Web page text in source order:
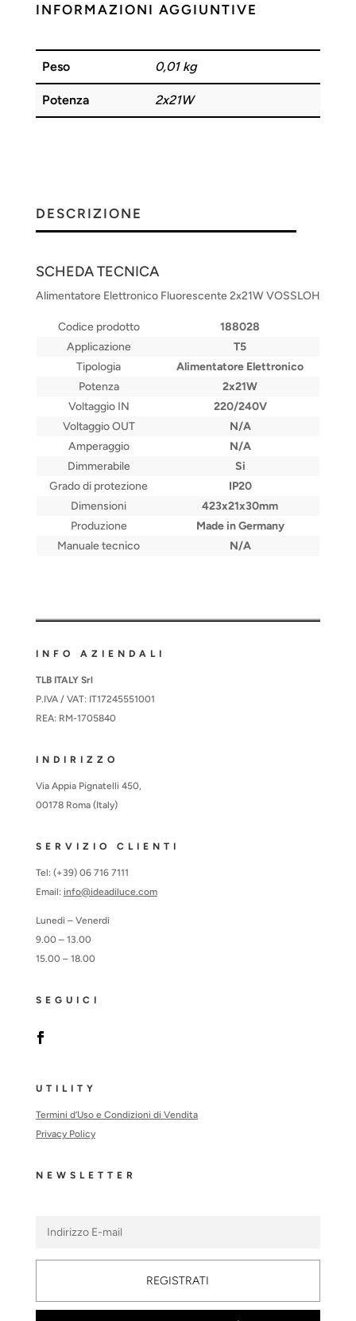
INFORMAZIONI AGGIUNTIVE
Peso 0,01 kg
Potenza 2x21W
DESCRIZIONE
SCHEDA TECNICA
Alimentatore Elettronico Fluorescente 2x21W VOSSLOH
Codice prodotto
188028
Applicazione
T5
Tipologia
Alimentatore Elettronico
Potenza
2x21W
Voltaggio IN
220/240V
Voltaggio OUT
N/A
Amperaggio
N/A
Dimmerabile
Si
Grado di protezione
IP20
Dimensioni
423x21x30mm
Produzione
Made in Germany
Manuale tecnico
N/A
INFO AZIENDALI
TLB ITALY Srl
P.IVA / VAT: IT17245551001
REA: RM-1705840
INDIRIZZO
Via Appia Pignatelli 450,
00178 Roma (Italy)
SERVIZIO CLIENTI
Tel: (+39) 06 716 7111
Email: info@ideadiluce.com
Lunedì – Venerdì
9.00 – 13.00
15.00 – 18.00
SEGUICI
UTILITY
Termini d’Uso e Condizioni di Vendita
Privacy Policy
NEWSLETTER
REGISTRATI